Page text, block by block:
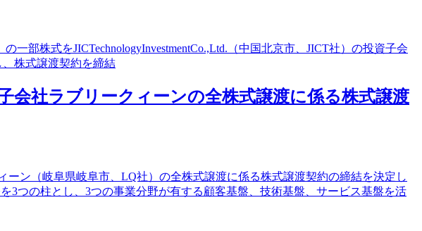
一部株式をJICTechnologyInvestmentCo.,Ltd.（中国北京市、JICT社）の投資子会
、株式譲渡契約を締結
会社ラブリークィーンの全株式譲渡に係る株式譲渡
ン（岐阜県岐阜市、LQ社）の全株式譲渡に係る株式譲渡契約の締結を決定し
3つの柱とし、3つの事業分野が有する顧客基盤、技術基盤、サービス基盤を活